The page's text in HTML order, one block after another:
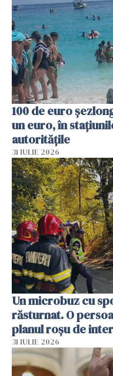
100 de euro
un euro, în
autoritățile
31 IULIE 2026
Un microbuz cu
răsturnat. O
planul roșu de
31 IULIE 2026